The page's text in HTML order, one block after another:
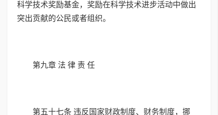
科学技术奖励基金，奖励在科学技术进步活动中做出
突出贡献的公民或者组织。
第九章 法 律 责 任
第五十七条 违反国家财政制度、财务制度，挪